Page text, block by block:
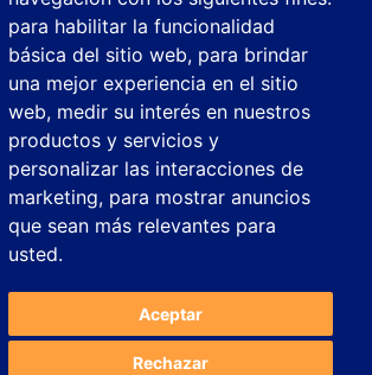
para habilitar la funcionalidad
básica del sitio web, para brindar
una mejor experiencia en el sitio
web, medir su interés en nuestros
productos y servicios y
personalizar las interacciones de
marketing, para mostrar anuncios
que sean más relevantes para
usted.
Aceptar
Rechazar